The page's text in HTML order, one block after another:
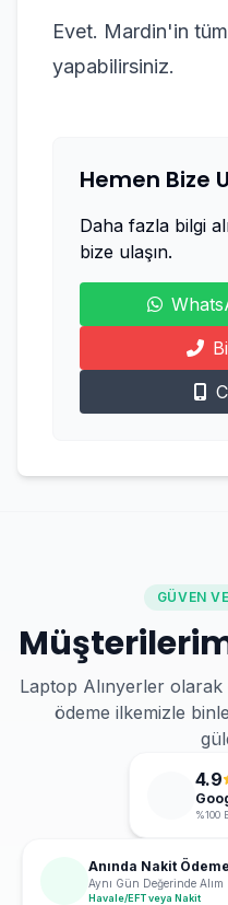
Evet. Mardin'in
yapabilirsiniz.
Hemen Bize
Daha fazla bilgi
bize ulaşın.
GÜVEN
Laptop Alınyerler
ödeme ilkemizle
4.9
%100
Anında Nakit Ödeme
Aynı Gün Değerinde Alım
Havale/EFT veya Nakit